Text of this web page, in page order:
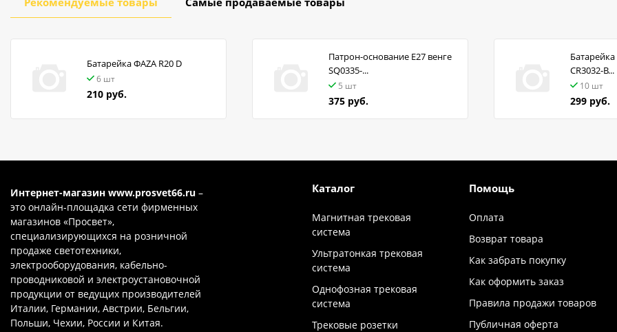
Батарейка ФАZA R20 D
6 шт
210 руб.
Патрон-основание Е27 венге
SQ0335-...
5 шт
375 руб.
CR3032-B...
10 шт
299 руб.
Интернет-магазин www.prosvet66.ru –
это онлайн-площадка сети фирменных
магазинов «Просвет»,
специализирующихся на розничной
продаже светотехники,
электрооборудования, кабельно-
проводниковой и электроустановочной
продукции от ведущих производителей
Италии, Германии, Австрии, Бельгии,
Польши, Чехии, России и Китая.
Каталог
Магнитная трековая
система
Ультратонкая трековая
система
Однофозная трековая
система
Трековые розетки
Помощь
Оплата
Возврат товара
Как забрать покупку
Как оформить заказ
Правила продажи товаров
Публичная оферта